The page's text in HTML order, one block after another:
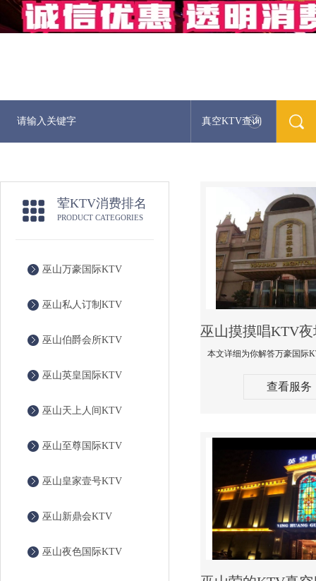
真空KTV查询
荤KTV消费排名
PRODUCT CATEGORIES
巫山万豪国际KTV
巫山私人订制KTV
巫山伯爵会所KTV
巫山英皇国际KTV
巫山天上人间KTV
巫山至尊国际KTV
巫山皇家壹号KTV
巫山新鼎会KTV
巫山夜色国际KTV
查看服务